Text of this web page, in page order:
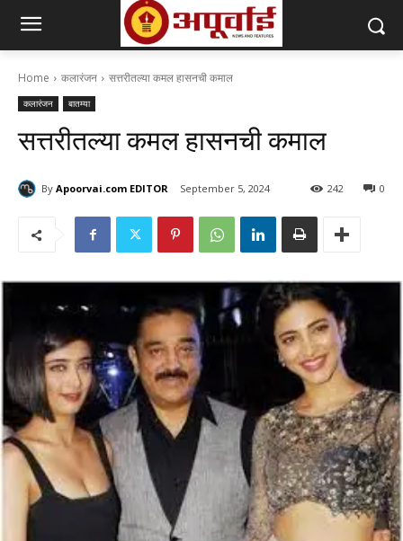
Home कलारंजन सत्तरीतल्या कमल हासनची कमाल
कलारंजन बातम्या
सत्तरीतल्या कमल हासनची कमाल
By Apoorvai.com EDITOR September 5, 2024 0
242